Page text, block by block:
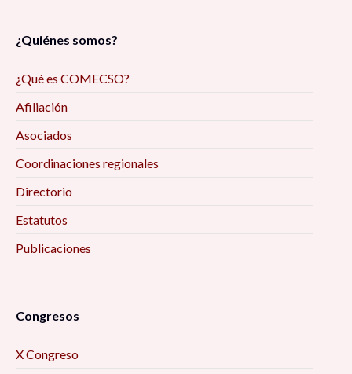
¿Quiénes somos?
¿Qué es COMECSO?
Afiliación
Asociados
Coordinaciones regionales
Directorio
Estatutos
Publicaciones
Congresos
X Congreso